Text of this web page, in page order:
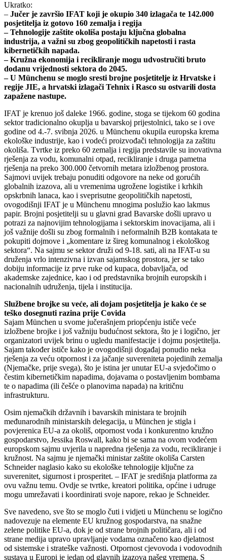
Ukratko:
– Jučer je završio IFAT koji je okupio 340 izlagača te 142.000
posjetitelja iz gotovo 160 zemalja i regija
– Tehnologije zaštite okoliša postaju ključna globalna
industrija, a važni su zbog geopolitičkih napetosti i rasta
kibernetičkih napada.
– Kružna ekonomija i recikliranje mogu udvostručiti bruto
dodanu vrijednosti sektora do 2045.
– U Münchenu se moglo sresti brojne posjetitelje iz Hrvatske i
regije JIE, a hrvatski izlagači Tehnix i Rasco su ostvarili dosta
zapažene nastupe.
IFAT je krenuo još daleke 1966. godine, stoga se tijekom 60 godina
sektor tradicionalno okuplja u bavarskoj prijestolnici, tako se i ove
godine od 4.-7. svibnja 2026. u Münchenu okupila europska krema
ekološke industrije, kao i vodeći proizvođači tehnologija za zaštitu
okoliša. Tvrtke iz preko 60 zemalja i regija predstavile su inovativna
rješenja za vodu, komunalni otpad, recikliranje i druga pametna
rješenja na preko 300.000 četvornih metara izložbenog prostora.
Sajmovi uvijek trebaju ponuditi odgovore na neke od gorućih
globalnih izazova, ali u vremenima ugrožene logistike i krhkih
opskrbnih lanaca, kao i sveprisutne geopolitičkih napetosti,
ovogodišnji IFAT je u Münchenu mnogima poslužio kao lakmus
papir. Brojni posjetitelji su u glavni grad Bavarske došli upravo u
potrazi za najnovijim tehnologijama i sektorskim inovacijama, ali i
još važnije došli su zbog formalnih i neformalnih B2B kontakata te
pokupiti dojmove i „komentare iz šireg komunalnog i ekološkog
sektora“. Na sajmu se sektor druži od 9-18. sati, ali na IFAT-u su
druženja vrlo intenzivna i izvan sajamskog prostora, jer se tako
dobiju informacije iz prve ruke od kupaca, dobavljača, od
akademske zajednice, kao i od predstavnika brojnih europskih i
nacionalnih udruženja, tijela i institucija.
Službene brojke su veće, ali dojam posjetitelja je kako će se
teško dosegnuti razina prije Covida
Sajam München u svome jučerašnjem priopćenju ističe veće
izložbene brojke i još važniju budućnost sektora, što je i logično, jer
organizatori uvijek brinu o ugledu manifestacije i dojmu posjetitelja.
Sajam također ističe kako je ovogodišnji događaj ponudio neka
rješenja za veću otpornost i za jačanje suvereniteta pojedinih zemalja
(Njemačke, prije svega), što je istina jer unutar EU-a svjedočimo o
čestim kibernetičkim napadima, dojavama o postavljenim bombama
te o napadima (ili češće o planovima napada) na kritičnu
infrastrukturu.
Osim njemačkih državnih i bavarskih ministara te brojnih
međunarodnih ministarskih delegacija, u München je stigla i
povjerenica EU-a za okoliš, otpornost voda i konkurentno kružno
gospodarstvo, Jessika Roswall, kako bi se sama na ovom vodećem
europskom sajmu uvjerila u napredna rješenja za vodu, recikliranje i
kružnost. Na sajmu je njemački ministar zaštite okoliša Carsten
Schneider naglasio kako su ekološke tehnologije ključne za
suverenitet, sigurnost i prosperitet. – IFAT je središnja platforma za
ovu važnu temu. Ovdje se tvrtke, kreatori politika, općine i udruge
mogu umrežavati i koordinirati svoje napore, rekao je Schneider.
Sve navedeno, sve što se moglo čuti i vidjeti u Münchenu se logično
nadovezuje na elemente EU kružnog gospodarstva, na snažne
zelene politike EU-a, dok je od strane brojnih političara, ali i od
strane medija upravo upravljanje vodama označeno kao djelatnost
od sistemske i strateške važnosti. Otpornost cjevovoda i vodovodnih
sustava u Europi je jedan od glavnih izazova našeg vremena. S